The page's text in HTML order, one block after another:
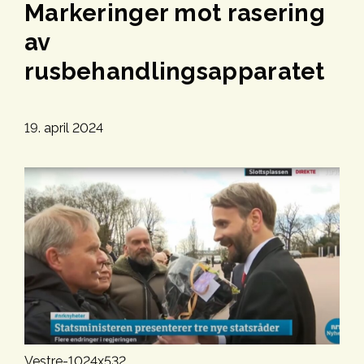
Markeringer mot rasering
av
rusbehandlingsapparatet
19. april 2024